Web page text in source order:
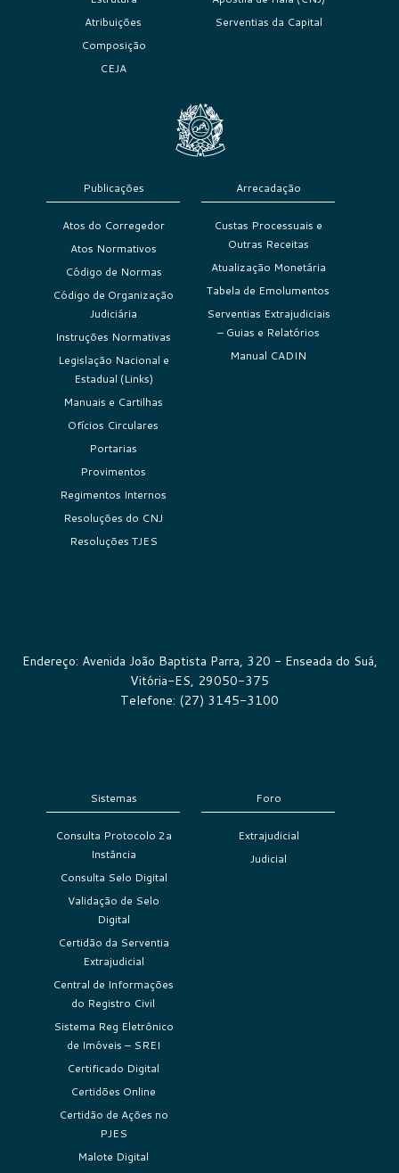
Atribuições
Composição
CEJA
Serventias da Capital
Publicações
Atos do Corregedor
Atos Normativos
Código de Normas
Código de Organização
Judiciária
Instruções Normativas
Legislação Nacional e
Estadual (Links)
Manuais e Cartilhas
Ofícios Circulares
Portarias
Provimentos
Regimentos Internos
Resoluções do CNJ
Resoluções TJES
Arrecadação
Custas Processuais e
Outras Receitas
Atualização Monetária
Tabela de Emolumentos
Serventias Extrajudiciais
– Guias e Relatórios
Manual CADIN
Endereço: Avenida João Baptista Parra, 320 - Enseada do Suá,
Vitória-ES, 29050-375
Telefone: (27) 3145-3100
Sistemas
Consulta Protocolo 2a
Instância
Consulta Selo Digital
Validação de Selo
Digital
Certidão da Serventia
Extrajudicial
Central de Informações
do Registro Civil
Sistema Reg Eletrônico
de Imóveis – SREI
Certificado Digital
Certidões Online
Certidão de Ações no
PJES
Malote Digital
Foro
Extrajudicial
Judicial